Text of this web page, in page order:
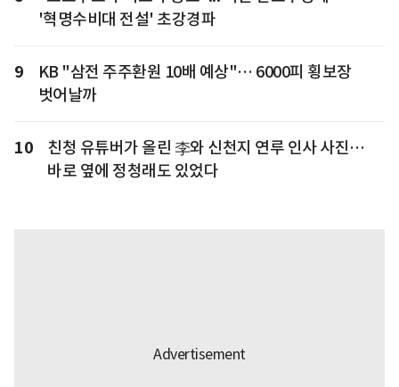
'혁명수비대 전설' 초강경파
9
KB "삼전 주주환원 10배 예상"… 6000피 횡보장
벗어날까
10
친청 유튜버가 올린 李와 신천지 연루 인사 사진…
바로 옆에 정청래도 있었다